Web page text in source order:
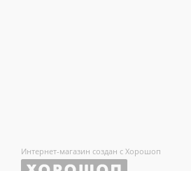
Интернет-магазин создан с Хорошоп